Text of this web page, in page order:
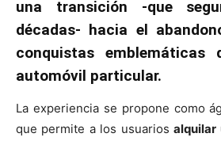
una transición -que
décadas- hacia el
conquistas
automóvil particular.
La experiencia se propone como
que permite a los usuariosalquilar